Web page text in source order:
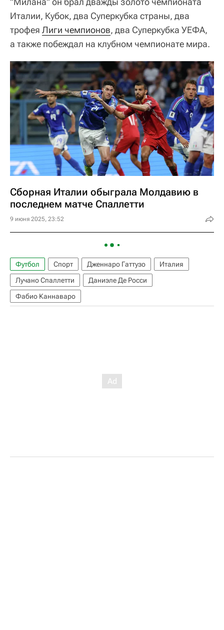
Италии, Кубок, два Суперкубка страны, два
трофея Лиги чемпионов, два Суперкубка УЕФА,
а также побеждал на клубном чемпионате мира.
Сборная Италии обыграла Молдавию в
последнем матче Спаллетти
9 июня 2025, 23:52
Футбол Спорт Дженнаро Гаттузо
Италия
Лучано Спаллетти
Даниэле Де Росси
Фабио Каннаваро